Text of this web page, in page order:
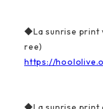
◆La sunrise print
ree)
https://